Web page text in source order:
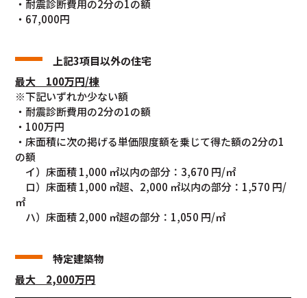
・耐震診断費用の2分の1の額
・67,000円
上記3項目以外の住宅
最大 100万円/棟
※下記いずれか少ない額
・耐震診断費用の2分の1の額
・100万円
・床面積に次の掲げる単価限度額を乗じて得た額の2分の1
の額
イ）床面積 1,000 ㎡以内の部分：3,670 円/㎡
ロ）床面積 1,000 ㎡超、2,000 ㎡以内の部分：1,570 円/
㎡
ハ）床面積 2,000 ㎡超の部分：1,050 円/㎡
特定建築物
最大 2,000万円